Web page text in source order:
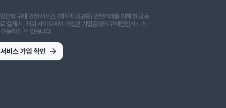
은행 구매 안전 서비스 (채무지급보증) 안전거래를 위해 현금 등
결제 시, 저희 사이트에서 가입한 기업은행의 구매안전서비스
용하실 수 있습니다.